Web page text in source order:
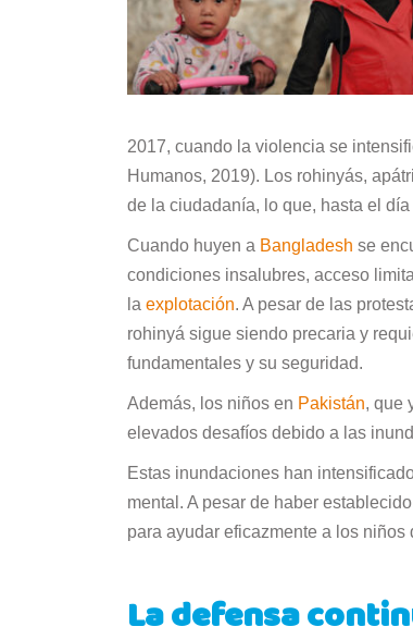
2017, cuando la violencia se
Humanos, 2019). Los rohinyás,
de la ciudadanía, lo que, hasta el
Cuando huyen a Bangladesh se
condiciones insalubres, acceso
la explotación. A pesar de las
rohinyá sigue siendo precaria y
fundamentales y su seguridad.
Además, los niños en Pakistán, que
elevados desafíos debido a las
Estas inundaciones han
mental. A pesar de haber establecido
para ayudar eficazmente a los
La defensa